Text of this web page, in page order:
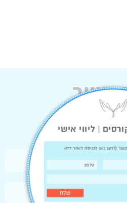
קשר
| ליווי אישי
קשר (לחצו כאן לכניסה לאתר ללא